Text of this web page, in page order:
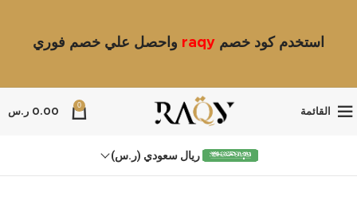
استخدم كود خصم raqy واحصل علي خصم فوري
القائمة
0
0.00 ر.س
ريال سعودي (ر.س)